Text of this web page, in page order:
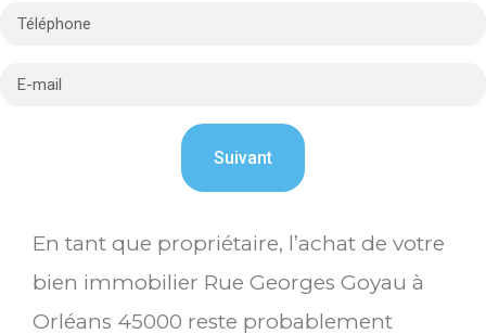
En tant que propriétaire, l’achat de votre
bien immobilier Rue Georges Goyau à
Orléans 45000 reste probablement